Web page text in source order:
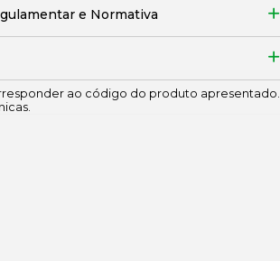
e Normativa
ao código do produto apresentado.